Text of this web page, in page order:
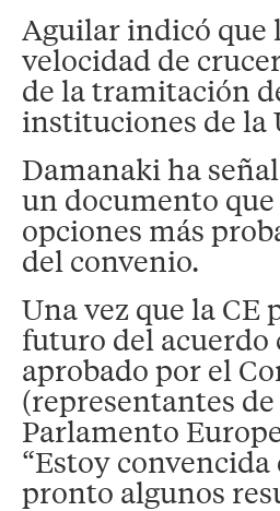
Aguilar indicó que
velocidad de
de la tramitación
instituciones de la
Damanaki ha
un documento
opciones más
del convenio.
Una vez que la CE
futuro del acuerdo
aprobado por el
(representantes
Parlamento
“Estoy
pronto algunos